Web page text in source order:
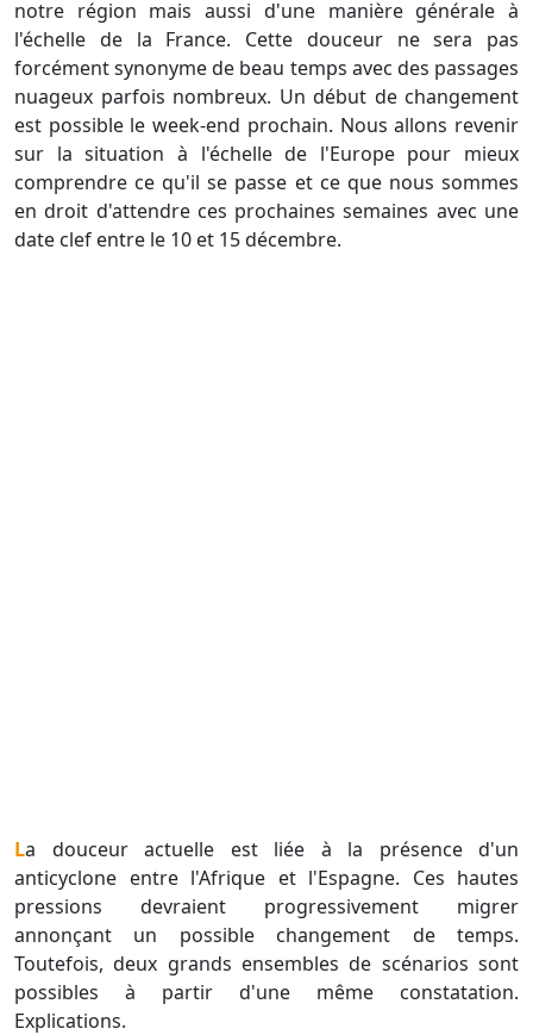
notre région mais aussi d'une manière générale à
l'échelle de la France. Cette douceur ne sera pas
forcément synonyme de beau temps avec des passages
nuageux parfois nombreux. Un début de changement
est possible le week-end prochain. Nous allons revenir
sur la situation à l'échelle de l'Europe pour mieux
comprendre ce qu'il se passe et ce que nous sommes
en droit d'attendre ces prochaines semaines avec une
date clef entre le 10 et 15 décembre.
La douceur actuelle est liée à la présence d'un
anticyclone entre l'Afrique et l'Espagne. Ces hautes
pressions devraient progressivement migrer
annonçant un possible changement de temps.
Toutefois, deux grands ensembles de scénarios sont
possibles à partir d'une même constatation.
Explications.